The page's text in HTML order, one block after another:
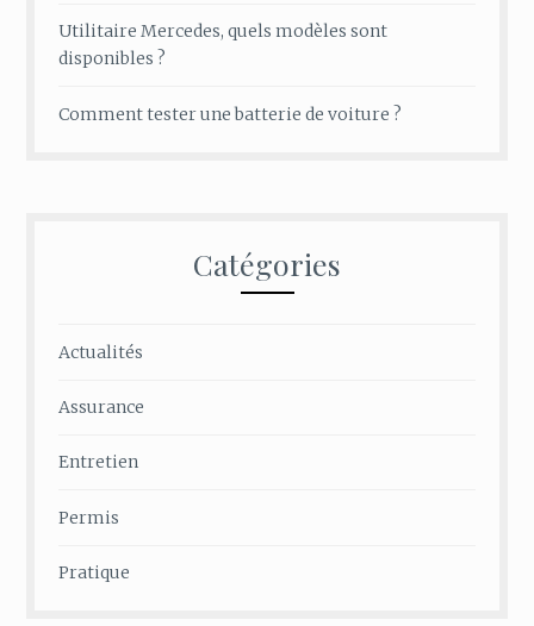
Utilitaire Mercedes, quels modèles sont
disponibles ?
Comment tester une batterie de voiture ?
Catégories
Actualités
Assurance
Entretien
Permis
Pratique